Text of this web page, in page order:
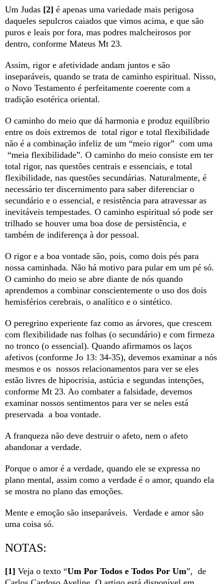
Um Judas [2] é apenas uma variedade mais perigosa
daqueles sepulcros caiados que vimos acima, e que são
puros e leais por fora, mas podres malcheirosos por
dentro, conforme Mateus Mt 23.
Assim, rigor e afetividade andam juntos e são
inseparáveis, quando se trata de caminho espiritual. Nisso,
o Novo Testamento é perfeitamente coerente com a
tradição esotérica oriental.
O caminho do meio que dá harmonia e produz equilíbrio
entre os dois extremos de total rigor e total flexibilidade
não é a combinação infeliz de um “meio rigor” com uma
“meia flexibilidade”. O caminho do meio consiste em ter
total rigor, nas questões centrais e essenciais, e total
flexibilidade, nas questões secundárias. Naturalmente, é
necessário ter discernimento para saber diferenciar o
secundário e o essencial, e resistência para atravessar as
inevitáveis tempestades. O caminho espiritual só pode ser
trilhado se houver uma boa dose de persistência, e
também de indiferença à dor pessoal.
O rigor e a boa vontade são, pois, como dois pés para
nossa caminhada. Não há motivo para pular em um pé só.
O caminho do meio se abre diante de nós quando
aprendemos a combinar conscientemente o uso dos dois
hemisférios cerebrais, o analítico e o sintético.
O peregrino experiente faz como as árvores, que crescem
com flexibilidade nas folhas (o secundário) e com firmeza
no tronco (o essencial). Quando afirmamos os laços
afetivos (conforme Jo 13: 34-35), devemos examinar a nós
mesmos e os nossos relacionamentos para ver se eles
estão livres de hipocrisia, astúcia e segundas intenções,
conforme Mt 23. Ao combater a falsidade, devemos
examinar nossos sentimentos para ver se neles está
preservada a boa vontade.
A franqueza não deve destruir o afeto, nem o afeto
abandonar a verdade.
Porque o amor é a verdade, quando ele se expressa no
plano mental, assim como a verdade é o amor, quando ela
se mostra no plano das emoções.
Mente e emoção são inseparáveis. Verdade e amor são
uma coisa só.
NOTAS:
[1] Veja o texto “Um Por Todos e Todos Por Um”, de